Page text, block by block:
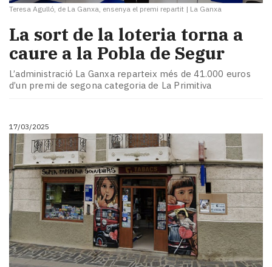
Teresa Agulló, de La Ganxa, ensenya el premi repartit | La Ganxa
La sort de la loteria torna a
caure a la Pobla de Segur
L’administració La Ganxa reparteix més de 41.000 euros
d’un premi de segona categoria de La Primitiva
17/03/2025